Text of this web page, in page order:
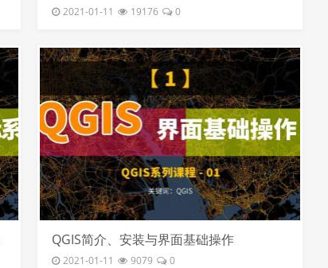
M地图数据
2021-01-11 19176 0
QGIS简介、安装与界面基础操作
2021-01-11 9079 0